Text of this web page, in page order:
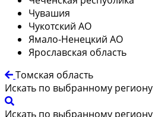
Чувашия
Чукотский АО
Ямало-Ненецкий АО
Ярославская область
Томская область
Искать по выбранному региону
Искать по выбранному региону